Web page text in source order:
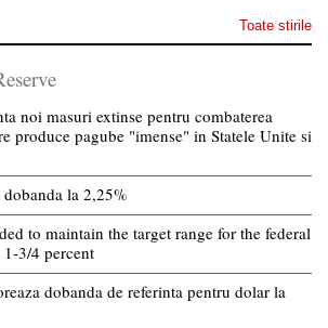
Toate stirile
noi masuri extinse pentru combaterea
produce pagube "imense" in Statele Unite si
dobanda la 2,25%
to maintain the target range for the federal
3/4 percent
dobanda de referinta pentru dolar la